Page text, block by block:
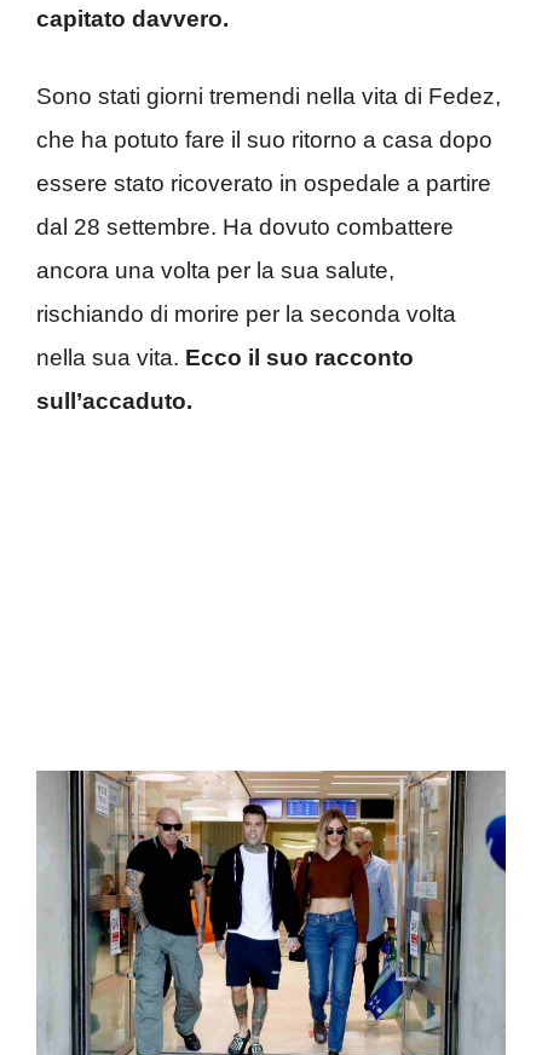
capitato davvero.
Sono stati giorni tremendi nella vita di Fedez,
che ha potuto fare il suo ritorno a casa dopo
essere stato ricoverato in ospedale a partire
dal 28 settembre. Ha dovuto combattere
ancora una volta per la sua salute,
rischiando di morire per la seconda volta
nella sua vita. Ecco il suo racconto
sull’accaduto.